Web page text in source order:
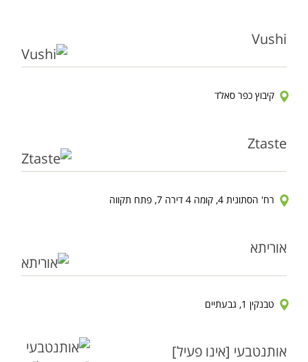
Vushi
קיבוץ כפר סאלד
Ztaste
רח' הסתונית 4, קומה 4 דירה 7, פתח תקווה
אוריתא
טבנקין 1, גבעתיים
אותנטבעי [אינו פעיל]